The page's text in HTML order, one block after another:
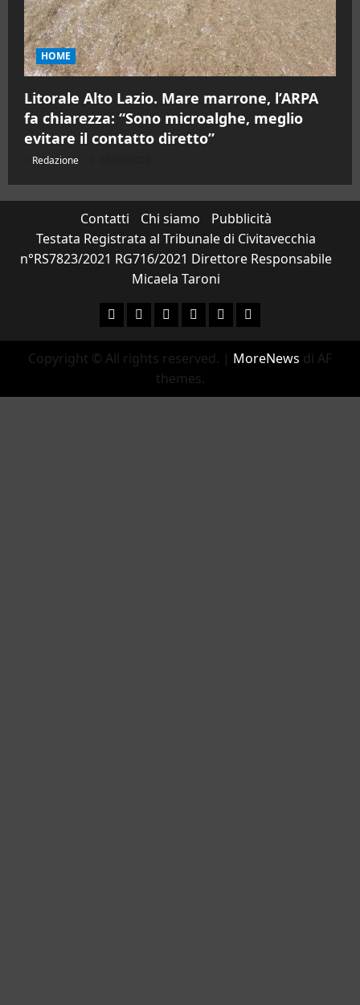
HOME
Litorale Alto Lazio. Mare marrone, l’ARPA
fa chiarezza: “Sono microalghe, meglio
evitare il contatto diretto”
Redazione
Contatti Chi siamo
Pubblicità
Testata Registrata al Tribunale di Civitavecchia
n°RS7823/2021 RG716/2021 Direttore Responsabile
Micaela Taroni
FacebookInstagram
YouTubeTwitterEmailEnte Parco
Copyright © All rights reserved. | MoreNews di AF
themes.